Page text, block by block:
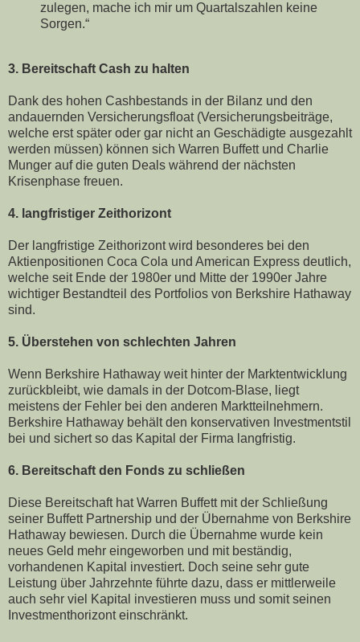
zulegen, mache ich mir um Quartalszahlen keine
Sorgen.“
3. Bereitschaft Cash zu halten
Dank des hohen Cashbestands in der Bilanz und den
andauernden Versicherungsfloat (Versicherungsbeiträge,
welche erst später oder gar nicht an Geschädigte ausgezahlt
werden müssen) können sich Warren Buffett und Charlie
Munger auf die guten Deals während der nächsten
Krisenphase freuen.
4. langfristiger Zeithorizont
Der langfristige Zeithorizont wird besonderes bei den
Aktienpositionen Coca Cola und American Express deutlich,
welche seit Ende der 1980er und Mitte der 1990er Jahre
wichtiger Bestandteil des Portfolios von Berkshire Hathaway
sind.
5. Überstehen von schlechten Jahren
Wenn Berkshire Hathaway weit hinter der Marktentwicklung
zurückbleibt, wie damals in der Dotcom-Blase, liegt
meistens der Fehler bei den anderen Marktteilnehmern.
Berkshire Hathaway behält den konservativen Investmentstil
bei und sichert so das Kapital der Firma langfristig.
6. Bereitschaft den Fonds zu schließen
Diese Bereitschaft hat Warren Buffett mit der Schließung
seiner Buffett Partnership und der Übernahme von Berkshire
Hathaway bewiesen. Durch die Übernahme wurde kein
neues Geld mehr eingeworben und mit beständig,
vorhandenen Kapital investiert. Doch seine sehr gute
Leistung über Jahrzehnte führte dazu, dass er mittlerweile
auch sehr viel Kapital investieren muss und somit seinen
Investmenthorizont einschränkt.